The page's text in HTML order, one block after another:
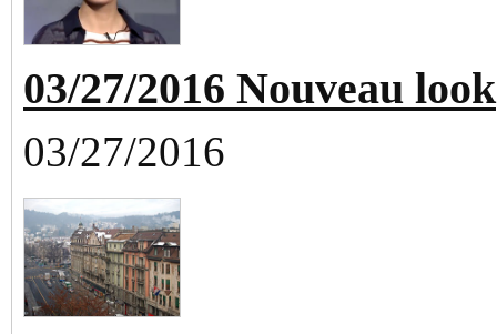
03/27/2016 Nouveau look
03/27/2016